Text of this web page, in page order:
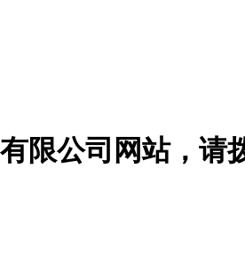
限公司网站，请